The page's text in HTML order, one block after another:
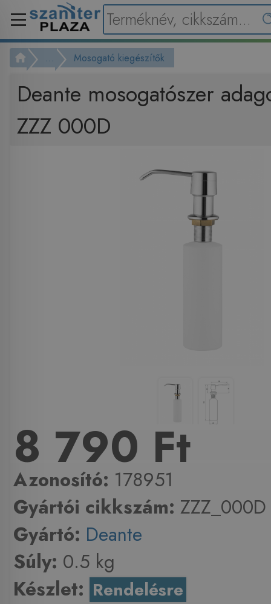
... Mosogató kiegészítők
Deante mosogatószer
ZZZ 000D
8 790 Ft
Azonosító: 178951
Gyártói cikkszám: ZZZ_000D
Gyártó: Deante
Súly: 0.5 kg
Készlet: Rendelésre